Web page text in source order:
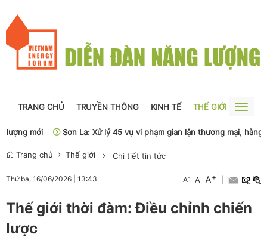
TRANG CHỦ TRUYỀN THÔNG KINH TẾ THẾ GIỚI
Toggle
mới
Sơn La: Xử lý 45 vụ vi phạm gian lận thương mại, hàng giả
Trang chủ Thế giới Chi tiết tin tức
Thứ ba, 16/06/2026 13:43 A- A A+
Thế giới thời đàm: Điều chỉnh chiến
lược